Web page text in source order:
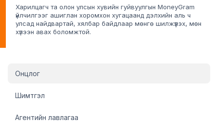
Харилцагч та олон улсын хувийн гуйвуулгын MoneyGram
үйлчилгээг ашиглан хоромхон хугацаанд дэлхийн аль ч
улсад найдвартай, хялбар байдлаар мөнгө шилжүүлэх, мөн
хүлээн авах боломжтой.
Онцлог
Шимтгэл
Агентийн лавлагаа